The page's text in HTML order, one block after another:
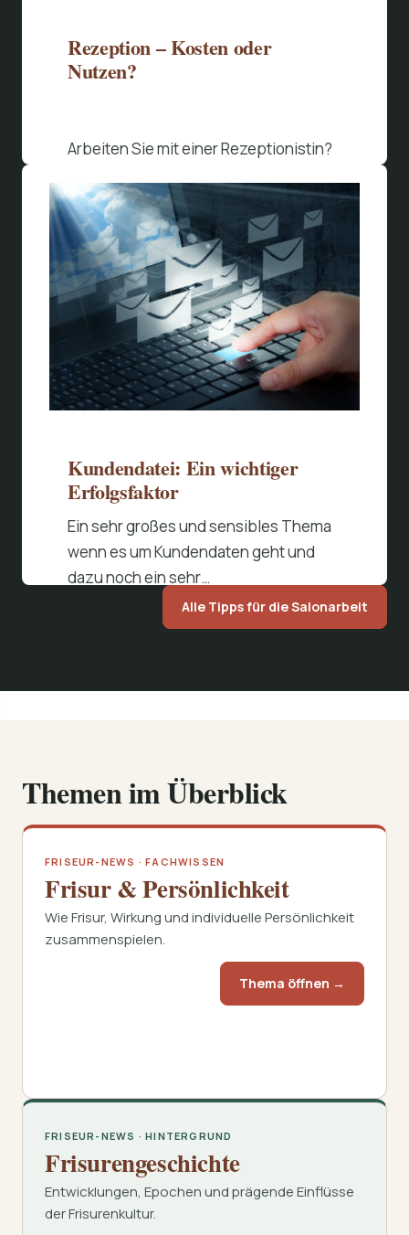
Rezeption – Kosten oder
Nutzen?
Arbeiten Sie mit einer Rezeptionistin?
Beitrag lesen
Kundendatei: Ein wichtiger
Erfolgsfaktor
Ein sehr großes und sensibles Thema
wenn es um Kundendaten geht und
dazu noch ein sehr…
Alle Tipps für die Salonarbeit
Themen im Überblick
FRISEUR-NEWS · FACHWISSEN
Frisur & Persönlichkeit
Wie Frisur, Wirkung und individuelle Persönlichkeit
zusammenspielen.
Thema öffnen →
FRISEUR-NEWS · HINTERGRUND
Frisurengeschichte
Entwicklungen, Epochen und prägende Einflüsse
der Frisurenkultur.